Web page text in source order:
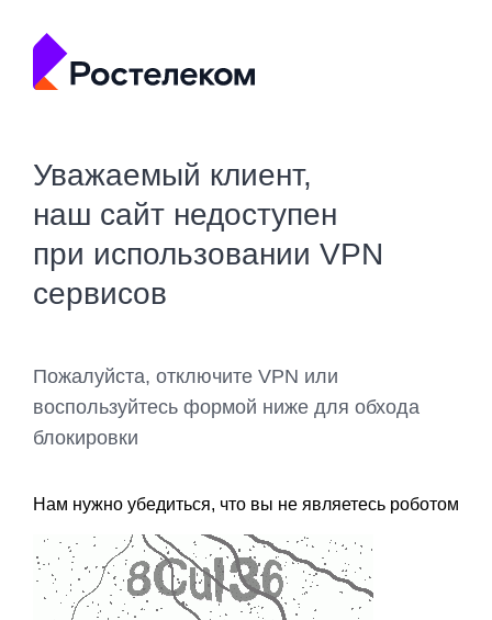
Уважаемый клиент,
наш сайт недоступен
при использовании VPN
сервисов
Пожалуйста, отключите VPN или
воспользуйтесь формой ниже для обхода
блокировки
Нам нужно убедиться, что вы не являетесь роботом